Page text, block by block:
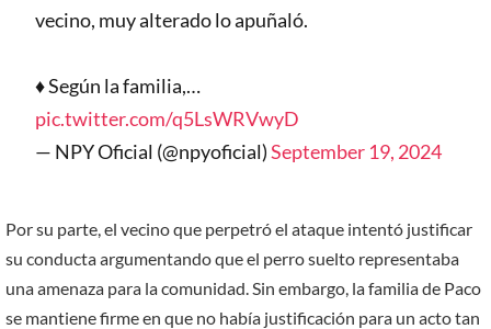
vecino, muy alterado lo apuñaló.
♦️ Según la familia,…
pic.twitter.com/q5LsWRVwyD
— NPY Oficial (@npyoficial)September 19, 2024
Por su parte, el vecino que perpetró el ataque intentó justificar
su conducta argumentando que el perro suelto representaba
una amenaza para la comunidad. Sin embargo, la familia de Paco
se mantiene firme en que no había justificación para un acto tan